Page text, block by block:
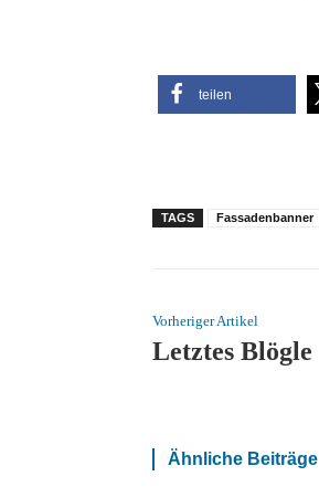
teilen
TAGS Fassadenbanner
Vorheriger Artikel
Letztes Blögle
Ähnliche Beiträge